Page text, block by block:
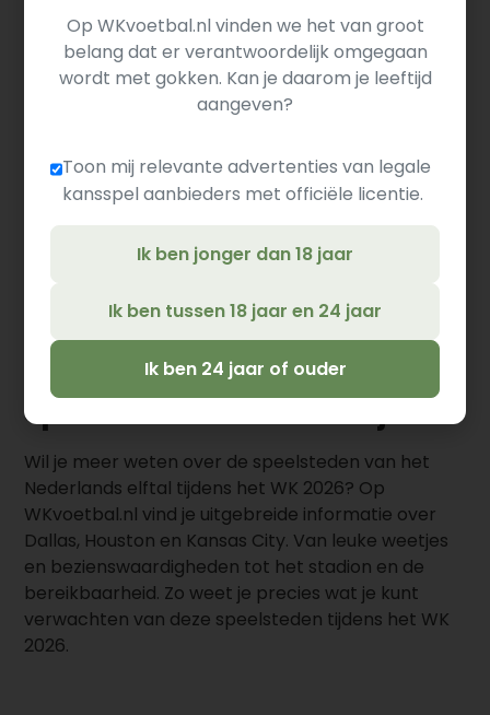
Wedstrijd Speelstad
Nederland – Zweden Houston
Meer informatie over de
speelsteden van Oranje
Wil je meer weten over de speelsteden van het
Nederlands elftal tijdens het WK 2026? Op
WKvoetbal.nl vind je uitgebreide informatie over
Dallas, Houston en Kansas City. Van leuke weetjes
en bezienswaardigheden tot het stadion en de
bereikbaarheid. Zo weet je precies wat je kunt
verwachten van deze speelsteden tijdens het WK
2026.
Op WKvoetbal.nl vinden we het van groot
belang dat er verantwoordelijk omgegaan
wordt met gokken. Kan je daarom je leeftijd
aangeven?
Toon mij relevante advertenties van legale
kansspel aanbieders met officiële licentie.
Ik ben jonger dan 18 jaar
Ik ben tussen 18 jaar en 24 jaar
Ik ben 24 jaar of ouder